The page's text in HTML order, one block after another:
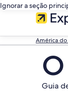
Ignorar a seção
América
Guia